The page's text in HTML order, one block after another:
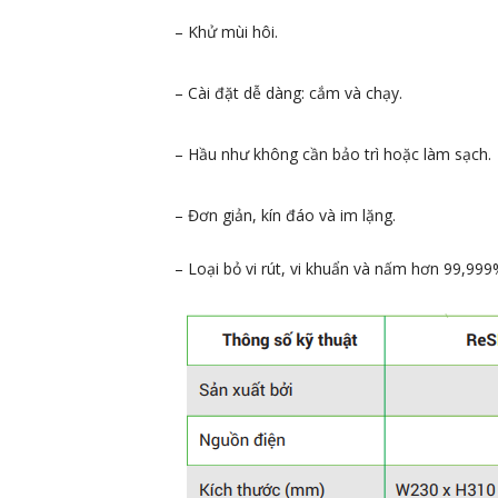
– Khử mùi hôi.
– Cài đặt dễ dàng: cắm và chạy.
– Hầu như không cần bảo trì hoặc làm sạch.
– Đơn giản, kín đáo và im lặng.
– Loại bỏ vi rút, vi khuẩn và nấm hơn